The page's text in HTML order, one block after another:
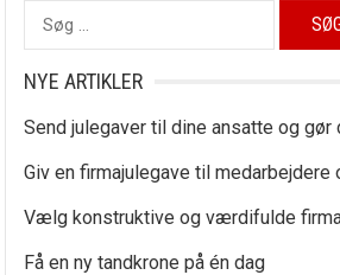
Søg
efter:
NYE ARTIKLER
Send julegaver til dine ansatte og gør
Giv en firmajulegave til medarbejdere
Vælg konstruktive og værdifulde
Få en ny tandkrone på én dag